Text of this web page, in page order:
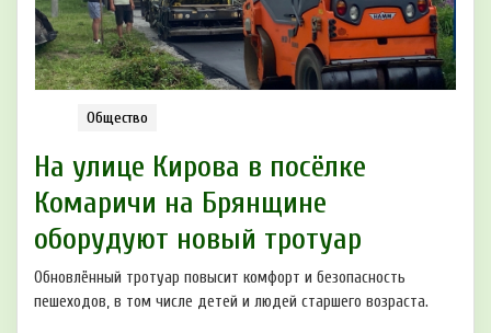
Общество
На улице Кирова в посёлке
Комаричи на Брянщине
оборудуют новый тротуар
Обновлённый тротуар повысит комфорт и безопасность
пешеходов, в том числе детей и людей старшего возраста.